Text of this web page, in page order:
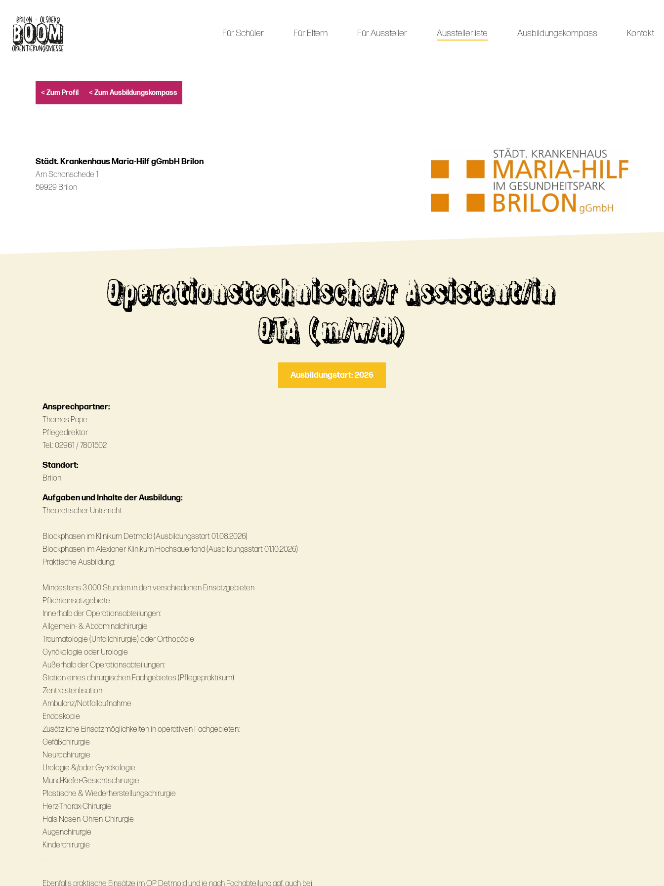
content
Für Schüler Für Eltern Für Aussteller Ausstellerliste Ausbildungskompass Kontakt
< Zum Profil < Zum Ausbildungskompass
Städt. Krankenhaus Maria-Hilf gGmbH Brilon
Am Schönschede 1
59929 Brilon
Operationstechnische/r Assistent/in
OTA (m/w/d)
Ausbildungstart: 2026
Ansprechpartner:
Thomas Pape
Pflegedirektor
Tel.: 02961 / 7801502
Standort:
Brilon
Aufgaben und Inhalte der Ausbildung:
Theoretischer Unterricht:
Blockphasen im Klinikum Detmold (Ausbildungsstart 01.08.2026)
Blockphasen im Alexianer Klinikum Hochsauerland (Ausbildungsstart 01.10.2026)
Praktische Ausbildung:
Mindestens 3.000 Stunden in den verschiedenen Einsatzgebieten
Pflichteinsatzgebiete:
Innerhalb der Operationsabteilungen:
Allgemein- & Abdominalchirurgie
Traumatologie (Unfallchirurgie) oder Orthopädie
Gynäkologie oder Urologie
Außerhalb der Operationsabteilungen:
Station eines chirurgischen Fachgebietes (Pflegepraktikum)
Zentralsterilisation
Ambulanz/Notfallaufnahme
Endoskopie
Zusätzliche Einsatzmöglichkeiten in operativen Fachgebieten:
Gefäßchirurgie
Neurochirurgie
Urologie &/oder Gynäkologie
Mund-Kiefer-Gesichtschirurgie
Plastische & Wiederherstellungschirurgie
Herz-Thorax-Chirurgie
Hals-Nasen-Ohren-Chirurgie
Augenchirurgie
Kinderchirurgie
. . .
Ebenfalls praktische Einsätze im OP Detmold und je nach Fachabteilung ggf. auch bei